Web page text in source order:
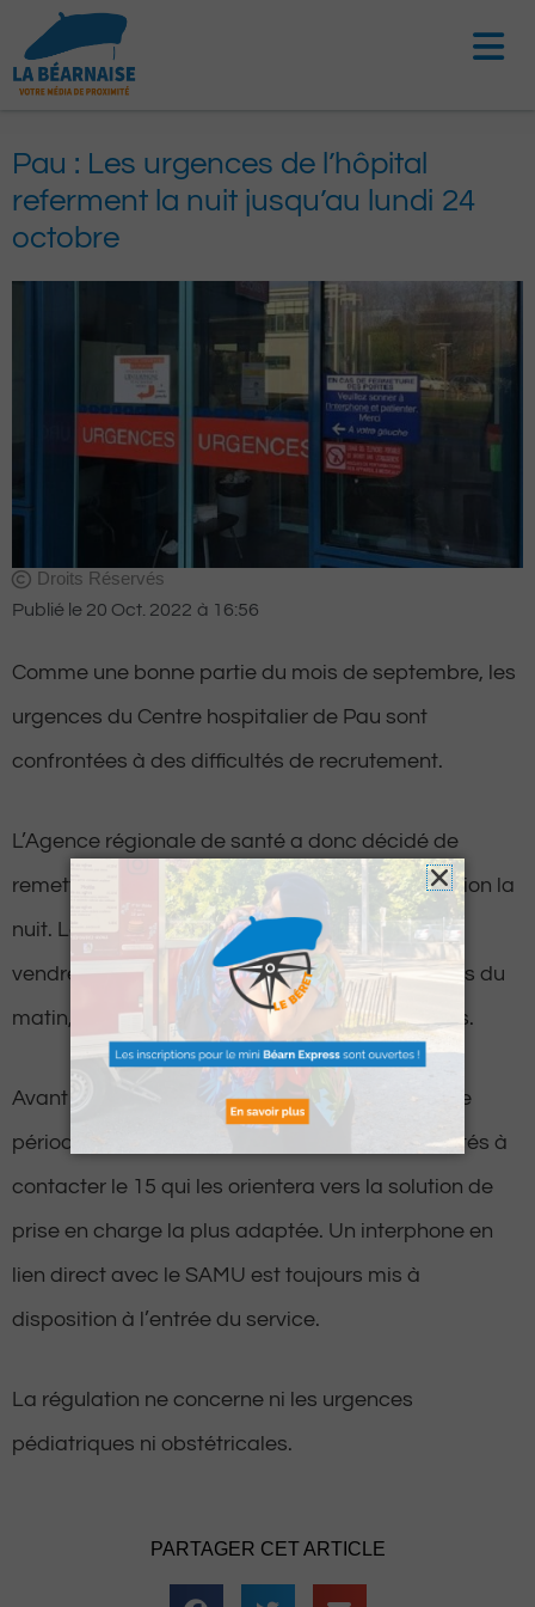
contenu
Pau : Les urgences de l’hôpital
referment la nuit jusqu’au lundi 24
octobre
Droits Réservés
Publié le 20 Oct. 2022 à 16:56
Comme une bonne partie du mois de septembre, les
urgences du Centre hospitalier de Pau sont
confrontées à des difficultés de recrutement.
L’Agence régionale de santé a donc décidé de
remettre en place le même système de régulation la
nuit. Le service sera ainsi fermé à partir de ce
vendredi 21 octobre, entre 18 heures et 8 heures du
matin, et ce, jusqu’au lundi 24 octobre, 8 heures.
Avant de se rendre aux urgences pendant cette
période, les usagers du territoire sont donc invités à
contacter le 15 qui les orientera vers la solution de
prise en charge la plus adaptée. Un interphone en
lien direct avec le SAMU est toujours mis à
disposition à l’entrée du service.
La régulation ne concerne ni les urgences
pédiatriques ni obstétricales.
PARTAGER CET ARTICLE